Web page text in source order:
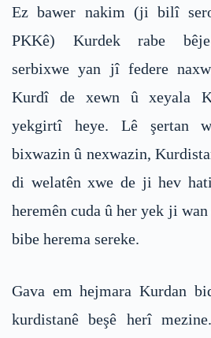
Ez bawer nakim (ji bilî
PKKê) Kurdek rabe
serbixwe yan jî federe
Kurdî de xewn û xeyala
yekgirtî heye. Lê şertan
bixwazin û nexwazin,
di welatên xwe de ji hev
heremên cuda û her yek ji
bibe herema sereke.
Gava em hejmara Kurdan
kurdistanê beşê herî